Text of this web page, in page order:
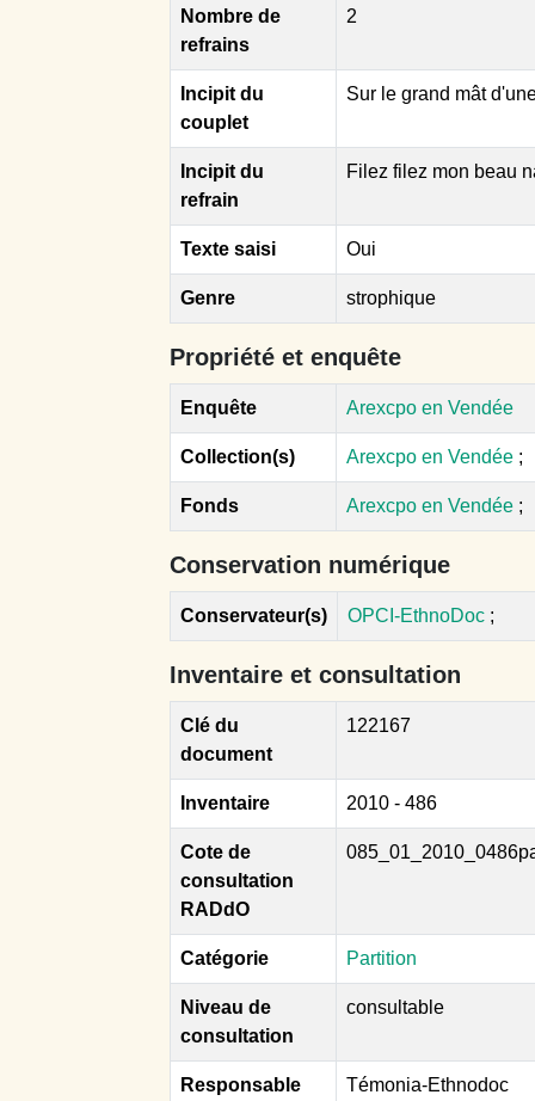
Nombre de
refrains
2
Incipit du
couplet
Sur le grand mât
Incipit du
refrain
Filez filez mon beau
Texte saisi Oui
Genre strophique
Propriété et enquête
Enquête Arexcpo en Vendée
Collection(s) Arexcpo en Vendée ;
Fonds Arexcpo en Vendée ;
Conservation numérique
Conservateur(s) OPCI-EthnoDoc ;
Inventaire et consultation
Clé du
document
122167
Inventaire 2010 - 486
Cote de
consultation
RADdO
Catégorie Partition
Niveau de
consultation
consultable
Responsable
Témonia-Ethnodoc